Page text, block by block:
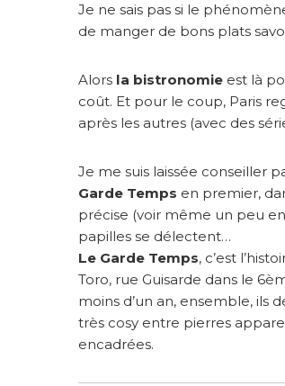
Je ne sais pas si le
de manger de bons plats
Alors la bistronomie est là
coût. Et pour le coup, Paris
après les autres (avec des
Je me suis laissée conseiller
Garde Temps en premier,
précise (voir même un peu
papilles se délectent…
Le Garde Temps, c’est
Toro, rue Guisarde dans le
moins d’un an, ensemble, ils
très cosy entre pierres
encadrées.